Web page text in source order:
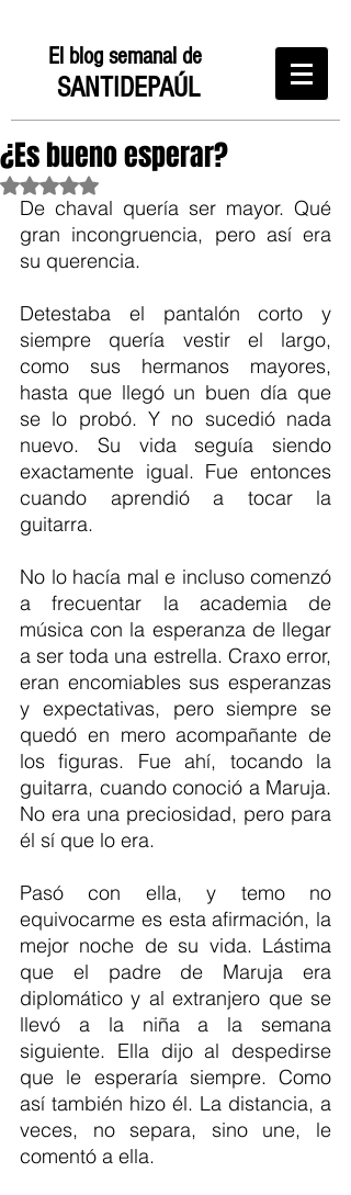
El blog semanal de
SANTIDEPAÚL
¿Es bueno esperar?
Obtuvo NaN de 5 estrellas.
De chaval quería ser mayor. Qué
gran incongruencia, pero así era
su querencia.
Detestaba el pantalón corto y
siempre quería vestir el largo,
como sus hermanos mayores,
hasta que llegó un buen día que
se lo probó. Y no sucedió nada
nuevo. Su vida seguía siendo
exactamente igual. Fue entonces
cuando aprendió a tocar la
guitarra.
No lo hacía mal e incluso comenzó
a frecuentar la academia de
música con la esperanza de llegar
a ser toda una estrella. Craxo error,
eran encomiables sus esperanzas
y expectativas, pero siempre se
quedó en mero acompañante de
los figuras. Fue ahí, tocando la
guitarra, cuando conoció a Maruja.
No era una preciosidad, pero para
él sí que lo era.
Pasó con ella, y temo no
equivocarme es esta afirmación, la
mejor noche de su vida. Lástima
que el padre de Maruja era
diplomático y al extranjero que se
llevó a la niña a la semana
siguiente. Ella dijo al despedirse
que le esperaría siempre. Como
así también hizo él. La distancia, a
veces, no separa, sino une, le
comentó a ella.